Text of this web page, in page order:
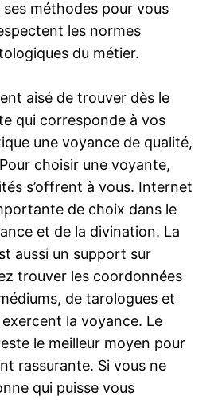
méthodes pour vous
les normes
du métier.
aisé de trouver dès le
qui corresponde à vos
une voyance de qualité,
choisir une voyante,
s’offrent à vous. Internet
de choix dans le
et de la divination. La
aussi un support sur
trouver les coordonnées
de tarologues et
exercent la voyance. Le
le meilleur moyen pour
rassurante. Si vous ne
qui puisse vous